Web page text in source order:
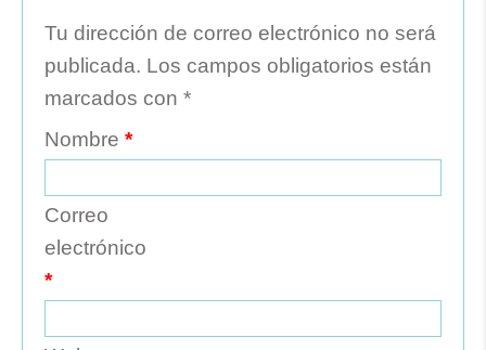
Tu dirección de correo electrónico no será
publicada. Los campos obligatorios están
marcados con *
Nombre *
Correo
electrónico
*